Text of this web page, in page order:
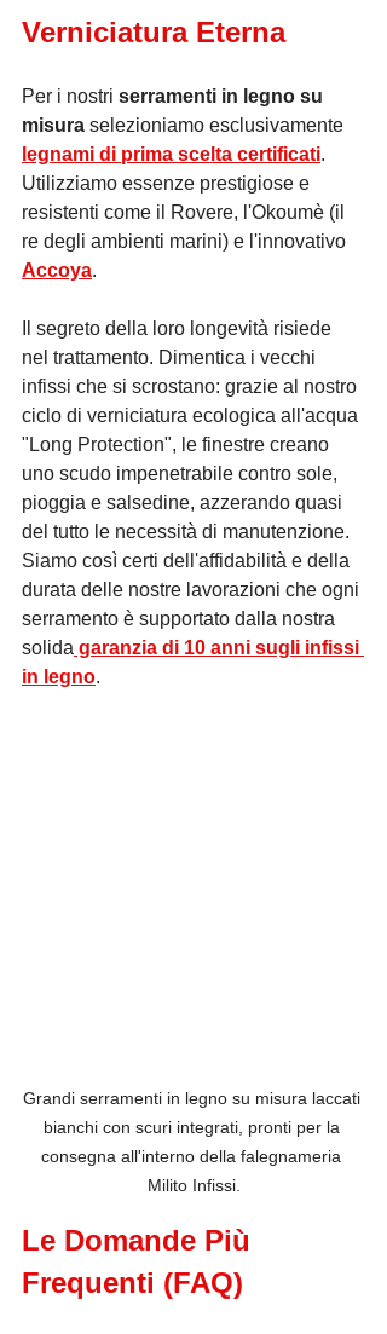
Verniciatura Eterna
Per i nostri serramenti in legno su
misura selezioniamo esclusivamente
legnami di prima scelta certificati.
Utilizziamo essenze prestigiose e
resistenti come il Rovere, l'Okoumè (il
re degli ambienti marini) e l'innovativo
Accoya.
Il segreto della loro longevità risiede
nel trattamento. Dimentica i vecchi
infissi che si scrostano: grazie al nostro
ciclo di verniciatura ecologica all'acqua
"Long Protection", le finestre creano
uno scudo impenetrabile contro sole,
pioggia e salsedine, azzerando quasi
del tutto le necessità di manutenzione.
Siamo così certi dell'affidabilità e della
durata delle nostre lavorazioni che ogni
serramento è supportato dalla nostra
solida garanzia di 10 anni sugli infissi
in legno.
Grandi serramenti in legno su misura laccati
bianchi con scuri integrati, pronti per la
consegna all'interno della falegnameria
Milito Infissi.
Le Domande Più
Frequenti (FAQ)